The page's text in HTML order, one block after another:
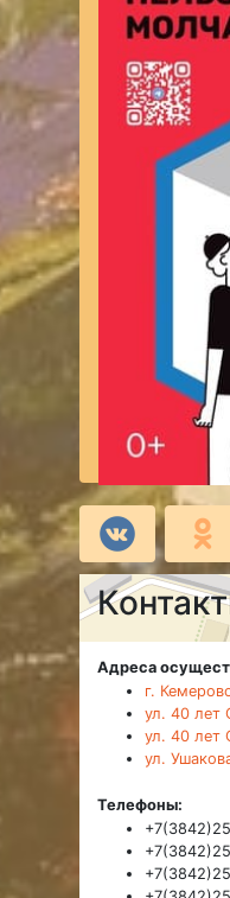
Адреса
г.
ул. 40 лет
ул. 40 лет
ул.
Телефоны: